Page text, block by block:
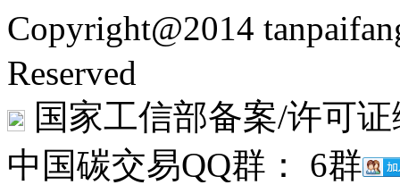
Copyright@2014
Reserved
国家工信部备案/许可
中国碳交易QQ群： 6群